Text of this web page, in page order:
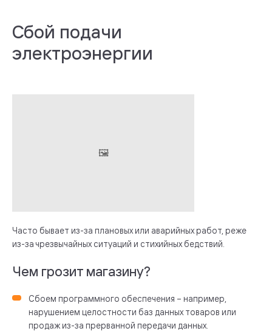
Сбой подачи
электроэнергии
Часто бывает из-за плановых или аварийных работ, реже
из-за чрезвычайных ситуаций и стихийных бедствий.
Чем грозит магазину?
Сбоем программного обеспечения – например,
нарушением целостности баз данных товаров или
продаж из-за прерванной передачи данных.